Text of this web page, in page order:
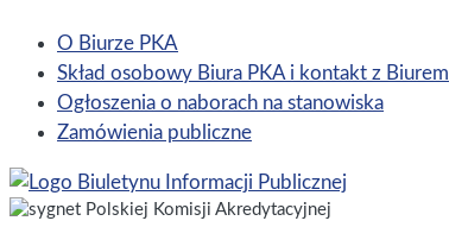
O Biurze PKA
Skład osobowy Biura PKA i kontakt z Biurem
Ogłoszenia o naborach na stanowiska
Zamówienia publiczne